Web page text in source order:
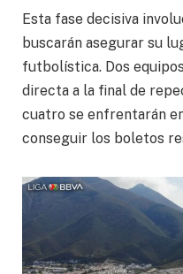
Esta fase decisiva
buscarán asegurar su
futbolística. Dos
directa a la final de
cuatro se enfrentarán
conseguir los boletos